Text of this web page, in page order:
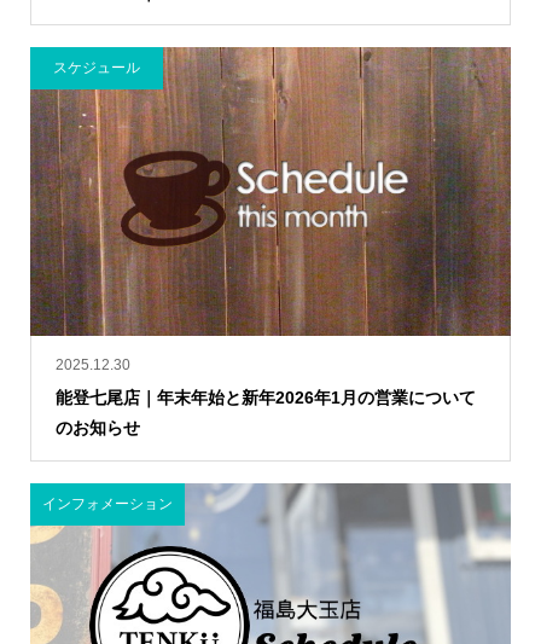
2025.12.30
能登七尾店｜年末年始と新年2026年1月の営業について
のお知らせ
スケジュール
インフォメーション